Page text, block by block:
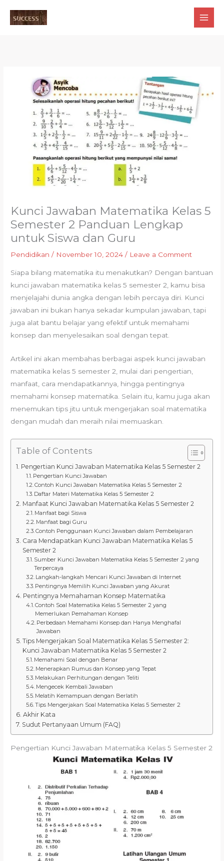
Kunci Jawaban Matematika Kelas 5
Semester 2 Panduan Lengkap
untuk Siswa dan Guru
Pendidikan / November 10, 2024/ Leave a Comment
Siapa bilang matematika itu menakutkan? Dengan bantuan
kunci jawaban matematika kelas 5 semester 2, kamu bisa
menjelajahi dunia angka dengan lebih percaya diri. Kunci
jawaban ini bukan hanya sekadar kumpulan jawaban, tapi
juga alat bantu belajar yang efektif untuk memahami
konsep dan menyelesaikan soal dengan tepat.
Artikel ini akan membahas berbagai aspek kunci jawaban
matematika kelas 5 semester 2, mulai dari pengertian,
manfaat, cara mendapatkannya, hingga pentingnya
memahami konsep matematika. Selain itu, kamu juga akan
menemukan tips jitu untuk mengerjakan soal matematika
dengan mudah dan meraih nilai memuaskan.
Table of Contents
Pengertian Kunci Jawaban Matematika Kelas 5 Semester 2
Pengertian Kunci Jawaban
Contoh Kunci Jawaban Matematika Kelas 5 Semester 2
Daftar Materi Matematika Kelas 5 Semester 2
Manfaat Kunci Jawaban Matematika Kelas 5 Semester 2
Manfaat bagi Siswa
Manfaat bagi Guru
Contoh Penggunaan Kunci Jawaban dalam Pembelajaran
Cara Mendapatkan Kunci Jawaban Matematika Kelas 5
Semester 2
Sumber Kunci Jawaban Matematika Kelas 5 Semester 2 yang
Terpercaya
Langkah-langkah Mencari Kunci Jawaban di Internet
Pentingnya Memilih Kunci Jawaban yang Akurat
Pentingnya Memahaman Konsep Matematika
Contoh Soal Matematika Kelas 5 Semester 2 yang
Memerlukan Pemahaman Konsep
Perbedaan Memahami Konsep dan Hanya Menghafal
Jawaban
Tips Mengerjakan Soal Matematika Kelas 5 Semester 2:
Kunci Jawaban Matematika Kelas 5 Semester 2
Memahami Soal dengan Benar
Menerapkan Rumus dan Konsep yang Tepat
Melakukan Perhitungan dengan Teliti
Mengecek Kembali Jawaban
Melatih Kemampuan dengan Berlatih
Tips Mengerjakan Soal Matematika Kelas 5 Semester 2
Akhir Kata
Sudut Pertanyaan Umum (FAQ)
Pengertian Kunci Jawaban Matematika Kelas 5 Semester 2